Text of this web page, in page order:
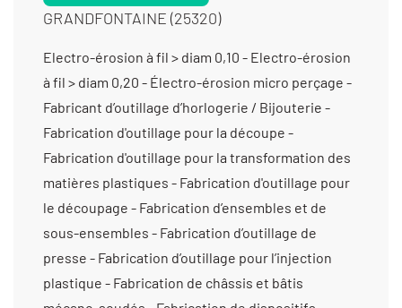
GRANDFONTAINE (25320)
Electro-érosion à fil > diam 0,10 - Electro-érosion à fil > diam 0,20 - Électro-érosion micro perçage - Fabricant d’outillage d’horlogerie / Bijouterie - Fabrication d'outillage pour la découpe - Fabrication d'outillage pour la transformation des matières plastiques - Fabrication d'outillage pour le découpage - Fabrication d’ensembles et de sous-ensembles - Fabrication d’outillage de presse - Fabrication d’outillage pour l’injection plastique - Fabrication de châssis et bâtis mécano-soudés - Fabrication de dispositifs médicaux non implantables - Fabrication de pignons à chaîne - Fabrication de pignons à denture droite - Fabrication de poinçon-matrice - Fabrication de poulies crantées - Fabrication de sous-ensembles et d'ensembles pour machines spéciales - Filetage - Fraisage horizontal - Fraisage proto - Fraisage série - Gabarit de contrôle/ Maquette de contrôle - Gravure - Gravure mécanique - Laser (gravure et marquage) - Maintenance d’outillage - Maintenance de matériels de production - Maintenance industrielle - Mécanique générale - Mécanique générale de précision - Mécano soudure - Moletage - Montage d’usinages - Perçage - Prototypes (fabrication petite série) - Rectification cylindrique exter - Rectification cylindrique inter - Rectification plane - Taraudage